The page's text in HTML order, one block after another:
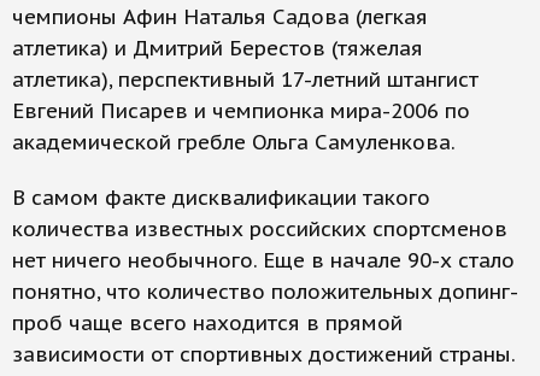
чемпионы Афин Наталья Садова (легкая
атлетика) и Дмитрий Берестов (тяжелая
атлетика), перспективный 17-летний штангист
Евгений Писарев и чемпионка мира-2006 по
академической гребле Ольга Самуленкова.
В самом факте дисквалификации такого
количества известных российских спортсменов
нет ничего необычного. Еще в начале 90-х стало
понятно, что количество положительных допинг-
проб чаще всего находится в прямой
зависимости от спортивных достижений страны.